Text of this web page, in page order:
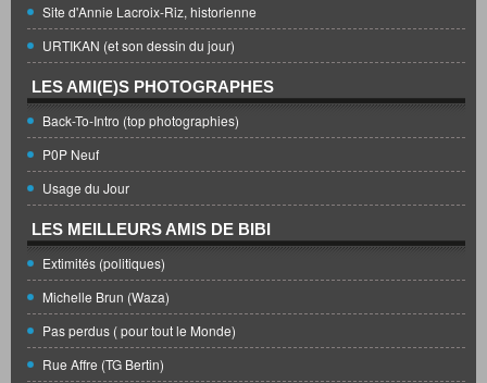
Site d'Annie Lacroix-Riz, historienne
URTIKAN (et son dessin du jour)
LES AMI(E)S PHOTOGRAPHES
Back-To-Intro (top photographies)
P0P Neuf
Usage du Jour
LES MEILLEURS AMIS DE BIBI
Extimités (politiques)
Michelle Brun (Waza)
Pas perdus ( pour tout le Monde)
Rue Affre (TG Bertin)